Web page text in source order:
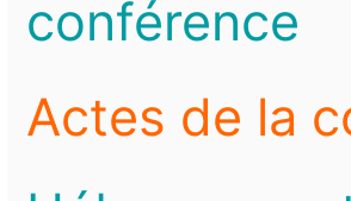
conférence
Actes de la